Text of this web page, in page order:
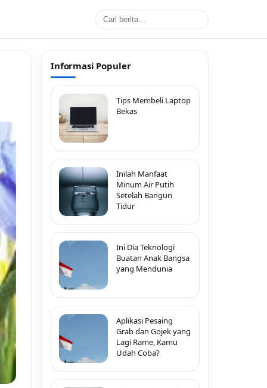
Informasi Populer
Tips Membeli Laptop
Bekas
Inilah Manfaat
Minum Air Putih
Setelah Bangun
Tidur
Ini Dia Teknologi
Buatan Anak Bangsa
yang Mendunia
Aplikasi Pesaing
Grab dan Gojek yang
Lagi Rame, Kamu
Udah Coba?